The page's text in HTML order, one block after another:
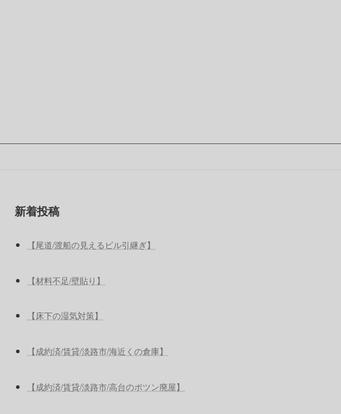
新着投稿
【尾道/渡船の見えるビル引継ぎ】
【材料不足/壁貼り】
【床下の湿気対策】
【成約済/賃貸/淡路市/海近くの倉庫】
【成約済/賃貸/淡路市/高台のポツン廃屋】